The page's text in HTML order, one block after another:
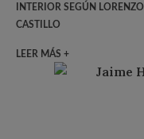
INTERIOR SEGÚN LORENZO
CASTILLO
LEER MÁS +